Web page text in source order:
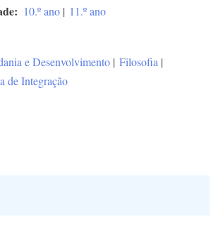
10.º ano | 11.º ano
e Desenvolvimento | Filosofia |
de Integração